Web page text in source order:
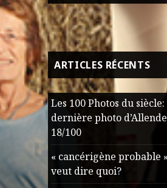
ARTICLES RÉCENTS
Les 100 Photos du
dernière photo
18/100
« cancérigène probable
veut dire quoi?